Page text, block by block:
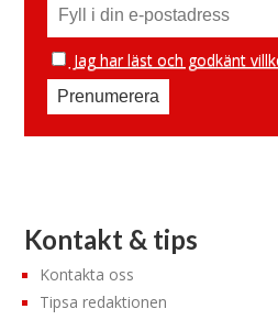
Jag har läst och godkänt
Kontakt & tips
Kontakta oss
Tipsa redaktionen